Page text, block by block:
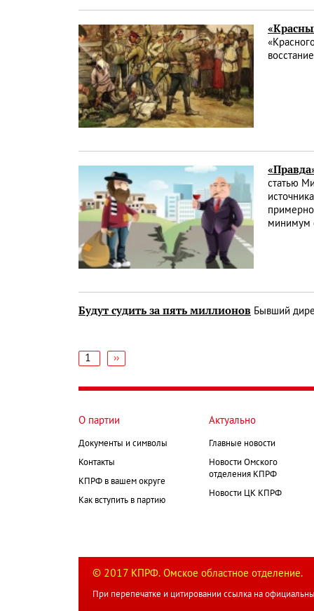
статью
примерно
минимум
Будут судить за пять миллионов Бывший
страниц
1
Следующая
››
О партии
Документы и символы
Контакты
КПРФ в вашем округе
Как вступить в партию
Актуально
Главные новости
Новости Омского
отделения КПРФ
Новости ЦК КПРФ
© 2017 КПРФ. Омское областное отделение.
При перепечатке и цитировании ссылка на